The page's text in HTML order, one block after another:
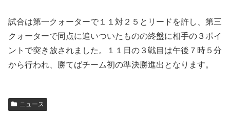
試合は第一クォーターで１１対２５とリードを許し、第三
クォーターで同点に追いついたものの終盤に相手の３ポイ
ントで突き放されました。１１日の３戦目は午後７時５分
から行われ、勝てばチーム初の準決勝進出となります。
ニュース